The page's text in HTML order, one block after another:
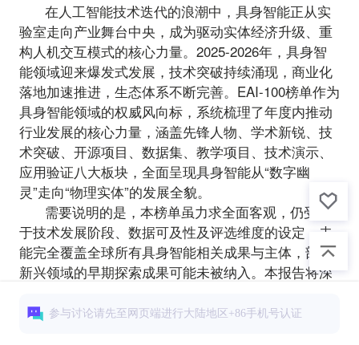
在人工智能技术迭代的浪潮中，具身智能正从实
验室走向产业舞台中央，成为驱动实体经济升级、重
构人机交互模式的核心力量。2025-2026年，具身智
能领域迎来爆发式发展，技术突破持续涌现，商业化
落地加速推进，生态体系不断完善。EAI-100榜单作为
具身智能领域的权威风向标，系统梳理了年度内推动
行业发展的核心力量，涵盖先锋人物、学术新锐、技
术突破、开源项目、数据集、教学项目、技术演示、
应用验证八大板块，全面呈现具身智能从“数字幽
灵”走向“物理实体”的发展全貌。
需要说明的是，本榜单虽力求全面客观，仍受限
于技术发展阶段、数据可及性及评选维度的设定，未
能完全覆盖全球所有具身智能相关成果与主体，部分
新兴领域的早期探索成果可能未被纳入。本报告将深
客观呈现行业现状，为从业者、研究者提供清晰的行
参与讨论请先至网页端进行大陆地区+86手机号认证